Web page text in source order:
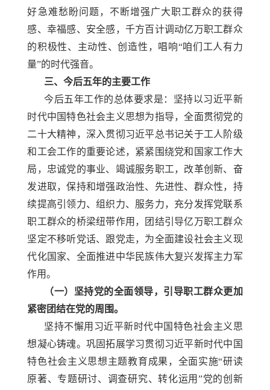
好急难愁盼问题，不断增强广大职工群众的获得
感、幸福感、安全感，千方百计调动亿万职工群众
的积极性、主动性、创造性，唱响“咱们工人有力
量”的时代强音。
三、今后五年的主要工作
今后五年工作的总体要求是：坚持以习近平新
时代中国特色社会主义思想为指导，全面贯彻党的
二十大精神，深入贯彻习近平总书记关于工人阶级
和工会工作的重要论述，紧紧围绕党和国家工作大
局，忠诚党的事业、竭诚服务职工，改革创新、奋
发进取，保持和增强政治性、先进性、群众性，持
续提高引领力、组织力、服务力，充分发挥党联系
职工群众的桥梁纽带作用，团结引导亿万职工群众
坚定不移听党话、跟党走，为全面建设社会主义现
代化国家、全面推进中华民族伟大复兴发挥主力军
作用。
（一）坚持党的全面领导，引导职工群众更加
紧密团结在党的周围。
坚持不懈用习近平新时代中国特色社会主义思
想凝心铸魂。巩固拓展学习贯彻习近平新时代中国
特色社会主义思想主题教育成果，全面实施“研读
原著、专题研讨、调查研究、转化运用”党的创新